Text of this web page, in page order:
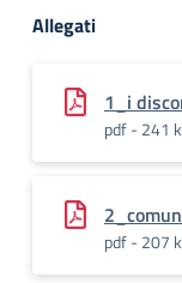
Allegati
1_i
pdf - 241
pdf - 207